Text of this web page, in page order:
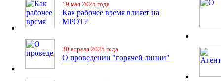
19 мая 2025 года
Как рабочее время влияет на
МРОТ?
30 апреля 2025 года
О проведении "горячей линии"